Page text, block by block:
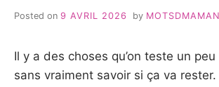
Posted on 9 AVRIL 2026 by MOTSDMAMAN
Il y a des choses qu’on teste un
sans vraiment savoir si ça va rester.